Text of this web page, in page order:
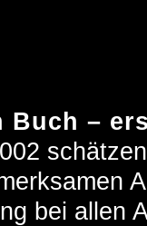
Buch –
bei allen